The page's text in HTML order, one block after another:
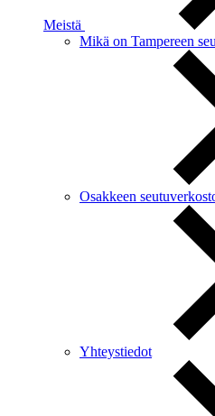
Meistä
Mikä on Tampereen
Osakkeen
Yhteystiedot